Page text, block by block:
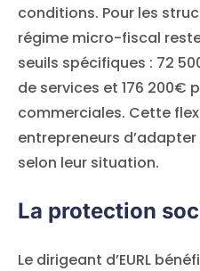
conditions. Pour les
régime micro-fiscal
seuils spécifiques : 72
de services et 176 200€
commerciales. Cette
entrepreneurs
selon leur situation.
La protection
Le dirigeant d’EURL